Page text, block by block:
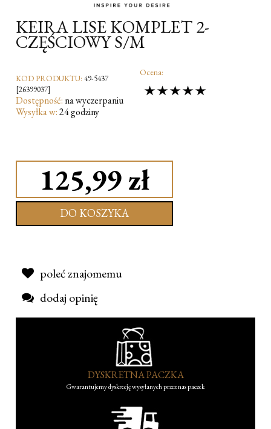
KEIRA LISE KOMPLET 2-
CZĘŚCIOWY S/M
KOD PRODUKTU: 49-5437
[26399037]
Dostępność: na wyczerpaniu
Wysyłka w:24 godziny
Ocena:
125,99 zł
DO KOSZYKA
poleć znajomemu
dodaj opinię
DYSKRETNA PACZKA
Gwarantujemy dyskrecję wysyłanych przez nas paczek